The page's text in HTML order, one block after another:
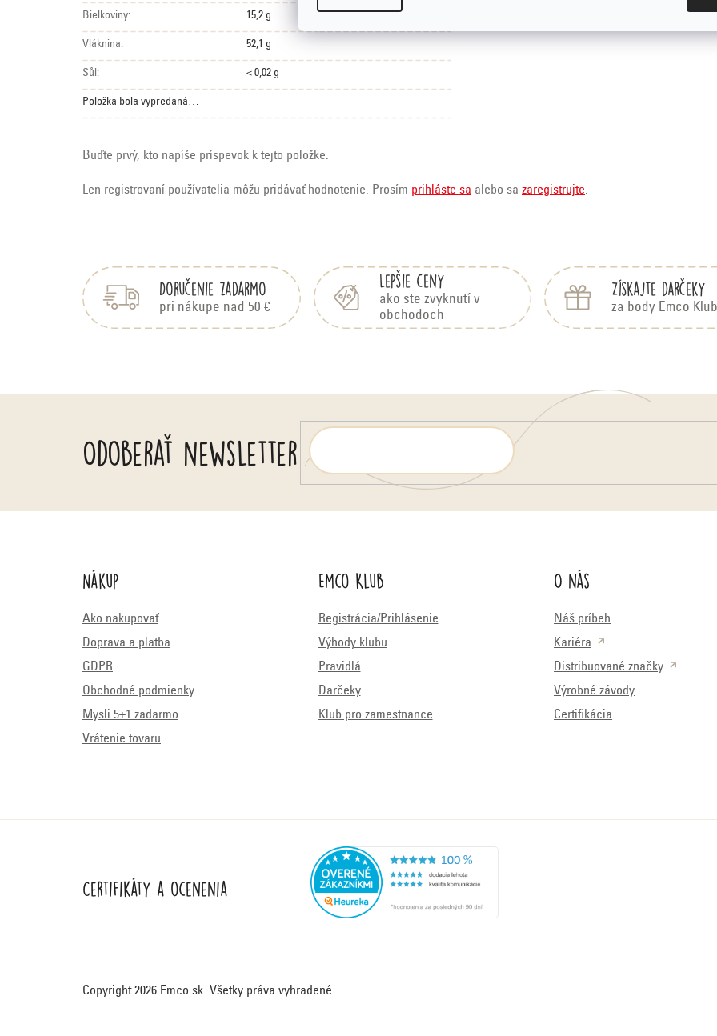
Bielkoviny: 15,2 g
Vláknina: 52,1 g
Sůl: < 0,02 g
Položka bola vypredaná…
Buďte prvý, kto napíše príspevok k tejto položke.
Len registrovaní používatelia môžu pridávať hodnotenie. Prosím prihláste sa alebo sa zaregistrujte.
Doručenie zadarmo
pri nákupe nad 50 €
Lepšie ceny
ako ste zvyknutí v
obchodoch
Získajte darčeky
za body Emco
Odoberať newsletter
Nákup
Ako nakupovať
Doprava a platba
GDPR
Obchodné podmienky
Mysli 5+1 zadarmo
Vrátenie tovaru
Emco Klub
Registrácia/Prihlásenie
Výhody klubu
Pravidlá
Darčeky
Klub pro zamestnance
O nás
Náš príbeh
Kariéra
Distribuované značky
Výrobné závody
Certifikácia
Certifikáty a ocenenia
Copyright 2026 Emco.sk. Všetky práva vyhradené.